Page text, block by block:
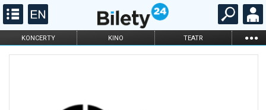
KONCERTY KINO TEATR ...
FILHARMONIA OPERA I BALET